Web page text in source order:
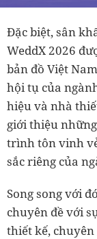
Đặc biệt, sân
WeddX 2026
bản đồ Việt
hội tụ của
hiệu và nhà
giới thiệu
trình tôn vinh
sắc riêng của
Song song với
chuyên đề với
thiết kế,